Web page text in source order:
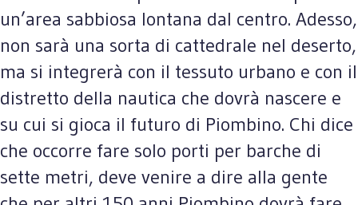
un’area sabbiosa lontana dal centro. Adesso,
non sarà una sorta di cattedrale nel deserto,
ma si integrerà con il tessuto urbano e con il
distretto della nautica che dovrà nascere e
su cui si gioca il futuro di Piombino. Chi dice
che occorre fare solo porti per barche di
sette metri, deve venire a dire alla gente